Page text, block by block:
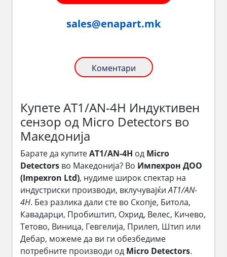
sales@enapart.mk
Коментари
Купете AT1/AN-4H Индуктивен
сензор од Micro Detectors во
Македонија
Барате да купитеAT1/AN-4H од Micro
Detectors во Македонија? Во Импехрон ДОО
(Impexron Ltd), нудиме широк спектар на
индустриски производи, вклучувајќиAT1/AN-
4H. Без разлика дали сте во Скопје, Битола,
Кавадарци, Пробиштип, Охрид, Велес, Кичево,
Тетово, Виница, Гевгелија, Прилеп, Штип или
Дебар, можеме да ви ги обезбедиме
потребните производи од Micro Detectors.